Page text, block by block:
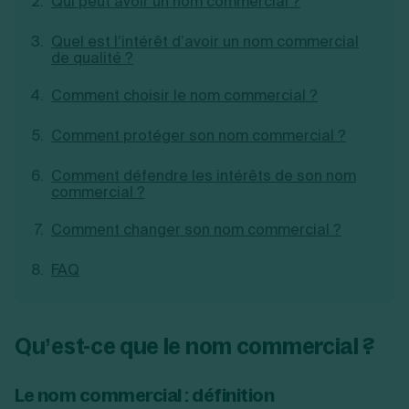
Découvrez notre cabinet d'expertise
Création de SCI
Création d'association
Ouverture compte pro
Création d'entreprise
Quel est l’intérêt d’avoir un nom commercial
de qualité ?
Comment choisir le nom commercial ?
Comment protéger son nom commercial ?
Comment défendre les intérêts de son nom
commercial ?
Comment changer son nom commercial ?
FAQ
Qu’est-ce que le nom commercial ?
Le nom commercial : définition